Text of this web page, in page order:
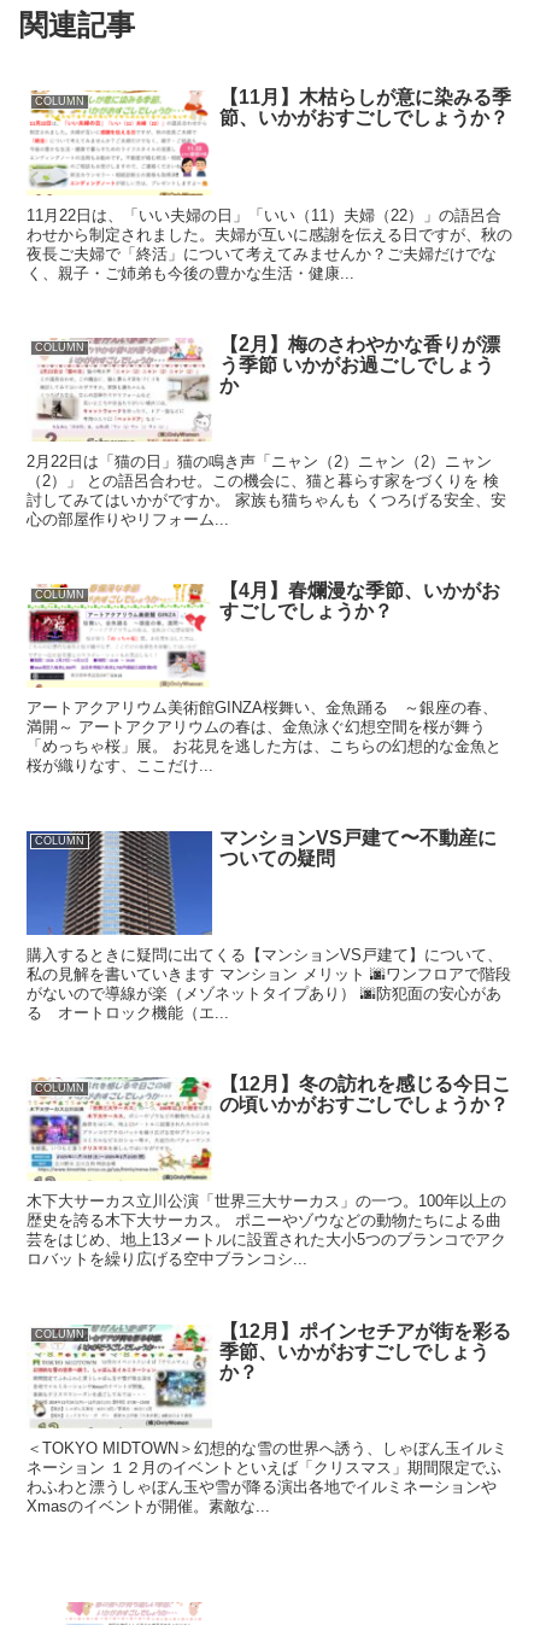
関連記事
COLUMN
【11月】木枯らしが意に染みる季
節、いかがおすごしでしょうか？
11月22日は、「いい夫婦の日」「いい（11）夫婦（22）」の語呂合
わせから制定されました。夫婦が互いに感謝を伝える日ですが、秋の
夜長ご夫婦で「終活」について考えてみませんか？ご夫婦だけでな
く、親子・ご姉弟も今後の豊かな生活・健康...
COLUMN
【2月】梅のさわやかな香りが漂
う季節 いかがお過ごしでしょう
か
2月22日は「猫の日」猫の鳴き声「ニャン（2）ニャン（2）ニャン
（2）」 との語呂合わせ。この機会に、猫と暮らす家をづくりを 検
討してみてはいかがですか。 家族も猫ちゃんも くつろげる安全、安
心の部屋作りやリフォーム...
COLUMN
【4月】春爛漫な季節、いかがお
すごしでしょうか？
アートアクアリウム美術館GINZA桜舞い、金魚踊る ～銀座の春、
満開～ アートアクアリウムの春は、金魚泳ぐ幻想空間を桜が舞う
「めっちゃ桜」展。 お花見を逃した方は、こちらの幻想的な金魚と
桜が織りなす、ここだけ...
COLUMN
マンションVS戸建て〜不動産に
ついての疑問
購入するときに疑問に出てくる【マンションVS戸建て】について、
私の見解を書いていきます マンション メリット 🌆ワンフロアで階段
がないので導線が楽（メゾネットタイプあり） 🌆防犯面の安心があ
る オートロック機能（エ...
COLUMN
【12月】冬の訪れを感じる今日こ
の頃いかがおすごしでしょうか？
木下大サーカス立川公演「世界三大サーカス」の一つ。100年以上の
歴史を誇る木下大サーカス。 ポニーやゾウなどの動物たちによる曲
芸をはじめ、地上13メートルに設置された大小5つのブランコでアク
ロバットを繰り広げる空中ブランコシ...
COLUMN
【12月】ポインセチアが街を彩る
季節、いかがおすごしでしょう
か？
＜TOKYO MIDTOWN＞幻想的な雪の世界へ誘う、しゃぼん玉イルミ
ネーション １２月のイベントといえば「クリスマス」期間限定でふ
わふわと漂うしゃぼん玉や雪が降る演出各地でイルミネーションや
Xmasのイベントが開催。素敵な...